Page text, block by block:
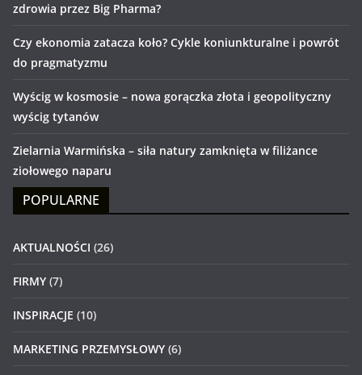
zdrowia przez Big Pharma?
Czy ekonomia zatacza koło? Cykle koniunkturalne i powrót
do pragmatyzmu
Wyścig w kosmosie – nowa gorączka złota i geopolityczny
wyścig tytanów
Zielarnia Warmińska – siła natury zamknięta w filiżance
ziołowego naparu
POPULARNE
AKTUALNOŚCI (26)
FIRMY (7)
INSPIRACJE (10)
MARKETING PRZEMYSŁOWY (6)